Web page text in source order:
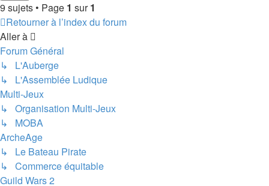
9 sujets • Page 1 sur1
Retourner à l’index du forum
Aller à
Forum Général
↳ L'Auberge
↳ L'Assemblée Ludique
Multi-Jeux
↳ Organisation Multi-Jeux
↳ MOBA
ArcheAge
↳ Le Bateau Pirate
↳ Commerce équitable
Guild Wars 2